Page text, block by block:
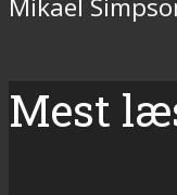
Mikael
Mest